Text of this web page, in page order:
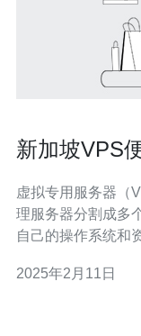
新加坡VPS
虚拟专用服务器（
理服务器分割成多
自己的操作系统和
了许多企业和个人选
2025年2月11日